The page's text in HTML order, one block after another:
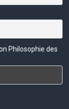
Philosophie des